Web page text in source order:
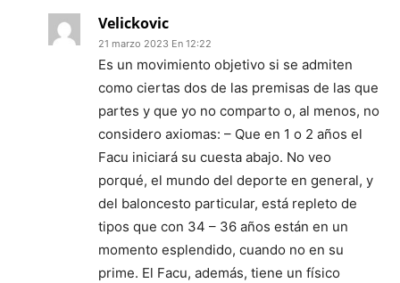
Velickovic
21 marzo 2023 En 12:22
Es un movimiento objetivo si se admiten
como ciertas dos de las premisas de las que
partes y que yo no comparto o, al menos, no
considero axiomas: – Que en 1 o 2 años el
Facu iniciará su cuesta abajo. No veo
porqué, el mundo del deporte en general, y
del baloncesto particular, está repleto de
tipos que con 34 – 36 años están en un
momento esplendido, cuando no en su
prime. El Facu, además, tiene un físico